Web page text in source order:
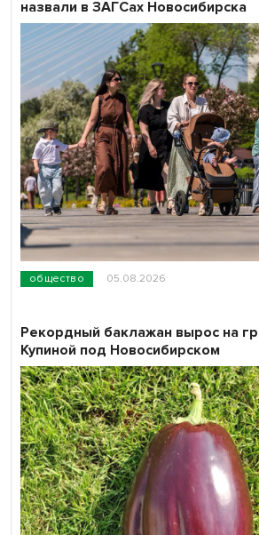
общество 05.08.2026
назвали в ЗАГСах Новосибирска
Рекордный баклажан вырос на
Купиной под Новосибирском